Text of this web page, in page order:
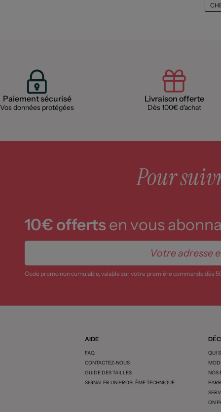
Paiement sécurisé
Vos données protégées
Livraison offerte
Dès 100€ d'achat
Pour
10€ offerts en vous
Code promo non cumulable, valable sur votre première commande dès
AIDE
FAQ
CONTACTEZ-NOUS
GUIDE DES TAILLES
SIGNALER UN PROBLÈME TECHNIQUE
QUI
NOS
ON